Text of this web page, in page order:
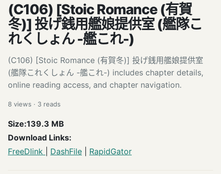
(C106) [Stoic Romance (有賀
冬)] 投げ銭用艦娘提供室 (艦隊こ
れくしょん -艦これ-)
(C106) [Stoic Romance (有賀冬)] 投げ銭用艦娘提供室
(艦隊これくしょん -艦これ-) includes chapter details,
online reading access, and chapter navigation.
8 views · 3 reads
Size:139.3 MB
Download Links:
FreeDlink DashFile RapidGator